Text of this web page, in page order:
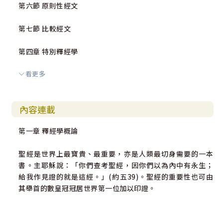
第六節 原則性經文
第七節 比較經文
第四章 特別釋經學
第一節 比喻的詞句
第三節 預表的解釋
第五節 神蹟的解釋
第六節 比喻的解釋
看更多
內容連載
第一章 釋經學概論
聖經是世界上最寶貴、最重要，亦是人類最切身需要的一本
書。主耶穌說：「你們查考聖經，因你們以為內中有永生；
給我作見證的就是這經。」(約五39)。聖經的重要性也可由
其舉首的數皇冠冠居世界第一位加以印證。